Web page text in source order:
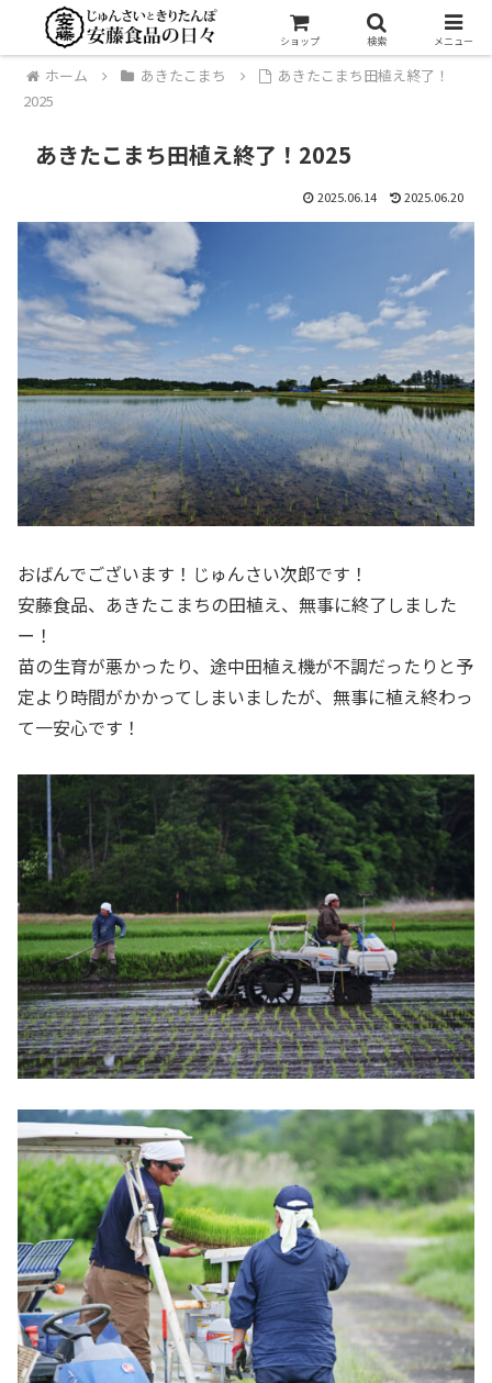
ホーム あきたこまち
あきたこまち田植え終了！
2025
あきたこまち田植え終了！2025
2025.06.14 2025.06.20
おばんでございます！じゅんさい次郎です！
安藤食品、あきたこまちの田植え、無事に終了しました
ー！
苗の生育が悪かったり、途中田植え機が不調だったりと予
定より時間がかかってしまいましたが、無事に植え終わっ
て一安心です！
ショップ 検索 メニュー